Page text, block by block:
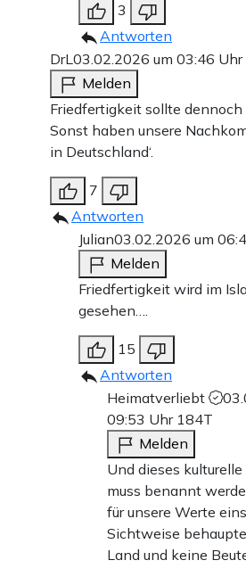
3
Antworten
DrL03.02.2026 um 03:46 Uhr
Melden
Friedfertigkeit sollte dennoch
Sonst haben unsere
in Deutschland‘.
7
Antworten
Julian03.02.2026 um
Melden
Friedfertigkeit wird im
gesehen….
15
Antworten
Heimatverliebt
09:53 Uhr 184T
Melden
Und dieses
muss benannt
für unsere Werte
Sichtweise
Land und keine